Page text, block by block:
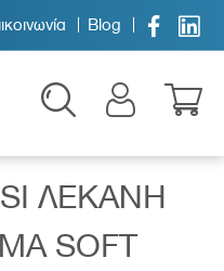
Blog  
ΛΕΚΑΝΗ
SOFT